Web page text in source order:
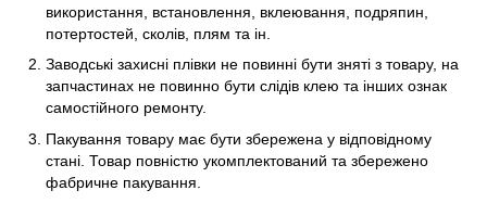
використання, встановлення, вклеювання, подряпин,
потертостей, сколів, плям та ін.
Заводські захисні плівки не повинні бути зняті з товару, на
запчастинах не повинно бути слідів клею та інших ознак
самостійного ремонту.
Пакування товару має бути збережена у відповідному
стані. Товар повністю укомплектований та збережено
фабричне пакування.